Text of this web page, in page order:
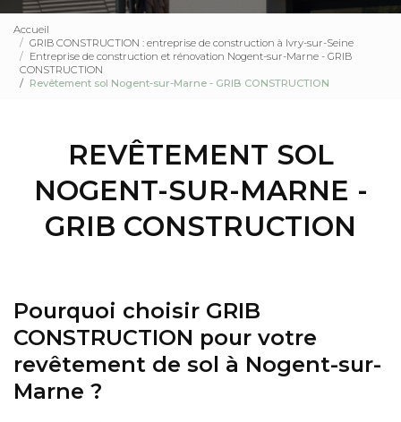
Accueil
GRIB CONSTRUCTION : entreprise de construction à Ivry-sur-Seine
Entreprise de construction et rénovation Nogent-sur-Marne - GRIB
CONSTRUCTION
Revêtement sol Nogent-sur-Marne - GRIB CONSTRUCTION
REVÊTEMENT SOL
NOGENT-SUR-MARNE -
GRIB CONSTRUCTION
Pourquoi choisir GRIB
CONSTRUCTION pour votre
revêtement de sol à Nogent-sur-
Marne ?